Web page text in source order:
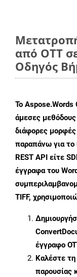
από OTT
Οδηγός
Το Aspose.Words
άμεσες
διάφορες
παραπάνω για το
REST API είτε
έγγραφα του
TIFF,
έγγραφο
Καλέστε
παρουσίας